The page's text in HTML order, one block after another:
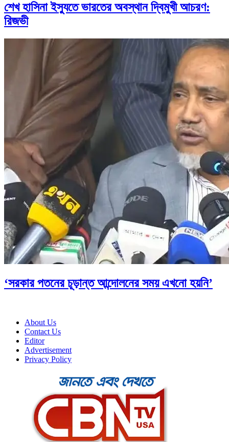
শেখ হাসিনা ইস্যুতে ভারতের অবস্থান দ্বিমুখী আচরণ:
রিজভী
‘সরকার পতনের চূড়ান্ত আন্দোলনের সময় এখনো হয়নি’
About Us
Contact Us
Editor
Advertisement
Privacy Policy